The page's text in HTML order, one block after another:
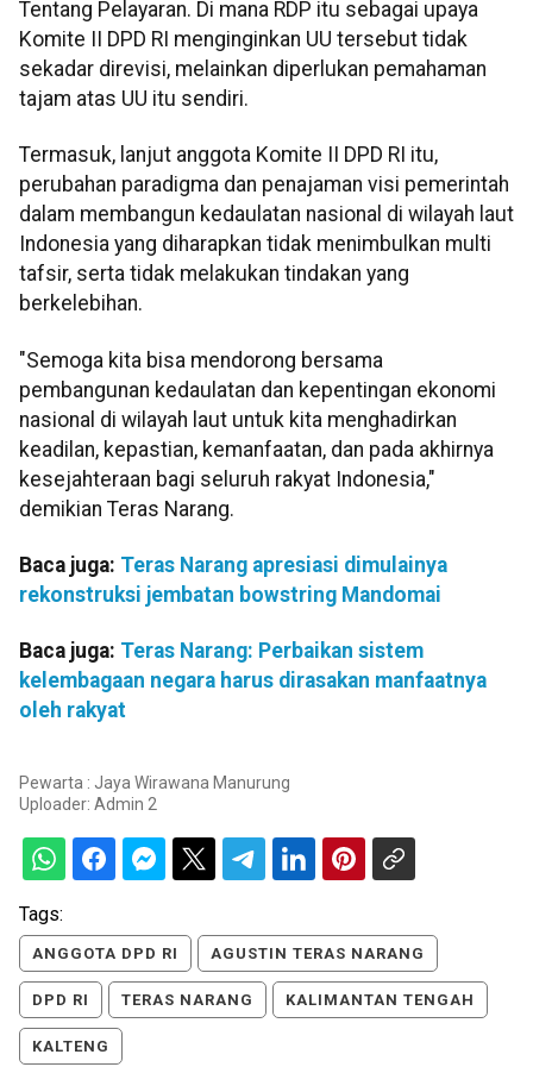
Tentang Pelayaran. Di mana RDP itu sebagai upaya
Komite II DPD RI menginginkan UU tersebut tidak
sekadar direvisi, melainkan diperlukan pemahaman
tajam atas UU itu sendiri.
Termasuk, lanjut anggota Komite II DPD RI itu,
perubahan paradigma dan penajaman visi pemerintah
dalam membangun kedaulatan nasional di wilayah laut
Indonesia yang diharapkan tidak menimbulkan multi
tafsir, serta tidak melakukan tindakan yang
berkelebihan.
"Semoga kita bisa mendorong bersama
pembangunan kedaulatan dan kepentingan ekonomi
nasional di wilayah laut untuk kita menghadirkan
keadilan, kepastian, kemanfaatan, dan pada akhirnya
kesejahteraan bagi seluruh rakyat Indonesia,"
demikian Teras Narang.
Baca juga: Teras Narang apresiasi dimulainya
rekonstruksi jembatan bowstring Mandomai
Baca juga: Teras Narang: Perbaikan sistem
kelembagaan negara harus dirasakan manfaatnya
oleh rakyat
Pewarta : Jaya Wirawana Manurung
Uploader: Admin 2
Tags:
ANGGOTA DPD RI AGUSTIN TERAS NARANG
DPD RI TERAS NARANG KALIMANTAN TENGAH
KALTENG